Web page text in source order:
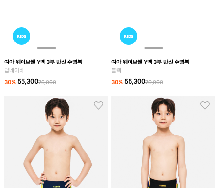
여아 웨이브쉘 Y백 3부 반신 수영복
30% 55,30079,000
여아 웨이브쉘 Y백 3부 반신 수영복
30% 55,30079,000